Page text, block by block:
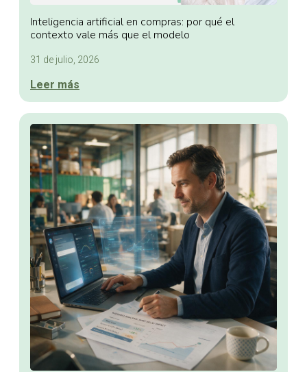
Inteligencia artificial en compras: por qué el
contexto vale más que el modelo
31 de julio, 2026
Leer más